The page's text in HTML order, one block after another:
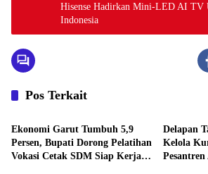
Hisense Hadirkan Mini-LED AI TV
Indonesia
Pos Terkait
Headline
Ekonomi Garut Tumbuh 5,9
Persen, Bupati Dorong Pelatihan
Vokasi Cetak SDM Siap Kerja
Delapan
Kelola
Headline Headline